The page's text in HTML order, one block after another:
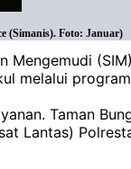
(Simanis). Foto: Januar)
melalui
Taman
Lantas)